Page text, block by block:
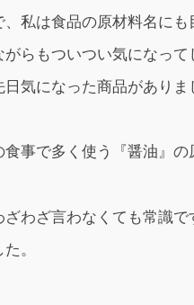
私は食品の原材料名にも
らもついつい気になっ
気になった商品がありま
事で多く使う『醤油』の
わざ言わなくても常識
。